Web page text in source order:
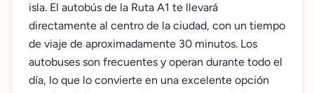
isla. El autobús de la Ruta A1 te llevará
directamente al centro de la ciudad, con un tiempo
de viaje de aproximadamente 30 minutos. Los
autobuses son frecuentes y operan durante todo el
día, lo que lo convierte en una excelente opción